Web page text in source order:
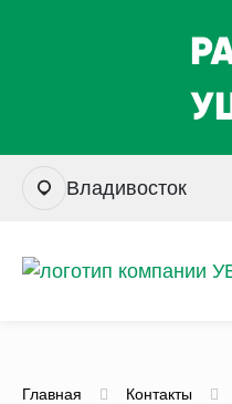
Владивосток
Главная Контакты